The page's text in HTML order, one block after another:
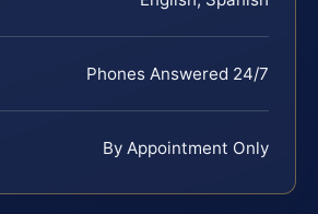
Phones Answered 24/7
By Appointment Only